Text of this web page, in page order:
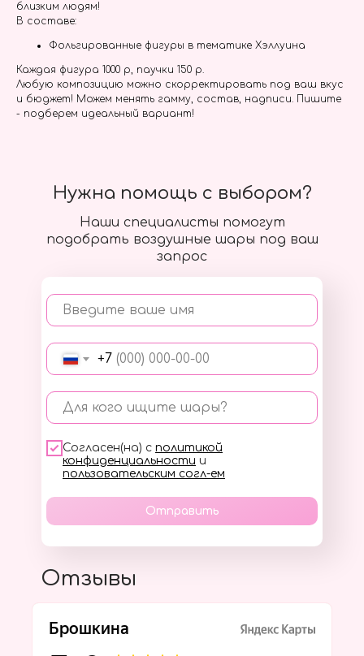
близким людям!
В составе:
Фольгированные фигуры в тематике Хэллуина
Каждая фигура 1000 р, паучки 150 р.
Любую композицию можно скорректировать под ваш вкус
и бюджет! Можем менять гамму, состав, надписи. Пишите
- подберем идеальный вариант!
Наши специалисты помогут
подобрать воздушные шары под ваш
запрос
Введите ваше имя
+7
Для кого ищите шары?
Согласен(на) с политикой
конфиденциальности и
пользовательским согл-ем
Отправить
Нужна помощь с выбором?
Отзывы